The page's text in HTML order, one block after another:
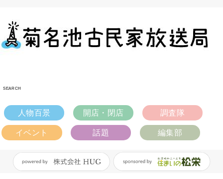
SEARCH
人物百景 開店・閉店 調査隊
イベント 話題 編集部